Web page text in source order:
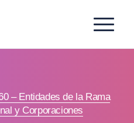
– Entidades de la Rama
y Corporaciones